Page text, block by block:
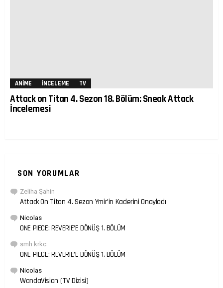
ANIME İNCELEME TV
Attack on Titan 4. Sezon 18. Bölüm: Sneak Attack
İncelemesi
SON YORUMLAR
Zeliha Şahin
Attack On Titan 4. Sezon Ymir’in Kaderini Onayladı
Nicolas
ONE PIECE: REVERIE’E DÖNÜŞ 1. BÖLÜM
smh krkc
ONE PIECE: REVERIE’E DÖNÜŞ 1. BÖLÜM
Nicolas
WandaVision (TV Dizisi)